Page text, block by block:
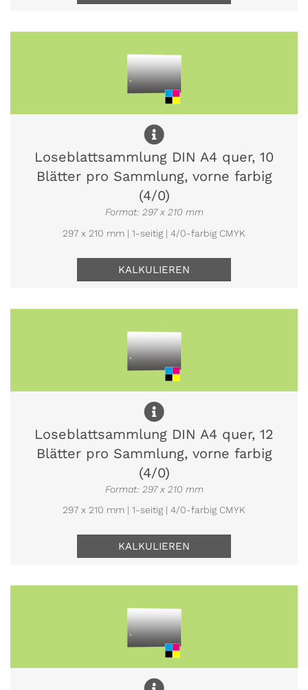
Loseblattsammlung DIN A4 quer, 10
Blätter pro Sammlung, vorne farbig
(4/0)
Format: 297 x 210 mm
297 x 210 mm | 1-seitig | 4/0-farbig CMYK
KALKULIEREN
Loseblattsammlung DIN A4 quer, 12
Blätter pro Sammlung, vorne farbig
(4/0)
Format: 297 x 210 mm
297 x 210 mm | 1-seitig | 4/0-farbig CMYK
KALKULIEREN